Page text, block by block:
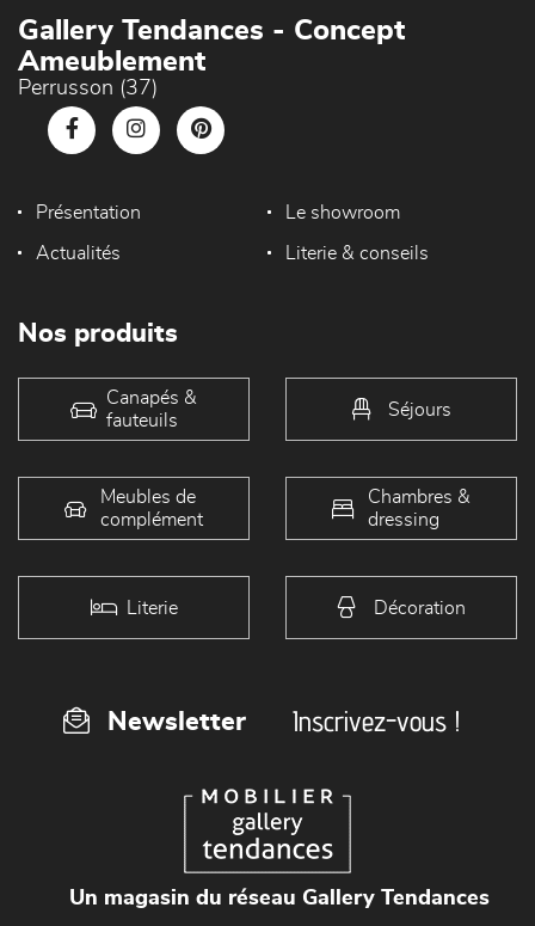
Gallery Tendances - Concept
Ameublement
Perrusson (37)
Présentation Le showroom
Actualités Literie & conseils
Nos produits
Canapés &
fauteuils
Séjours
Meubles de
complément
Chambres &
dressing
Literie Décoration
Newsletter Inscrivez-vous !
Un magasin du réseau Gallery Tendances